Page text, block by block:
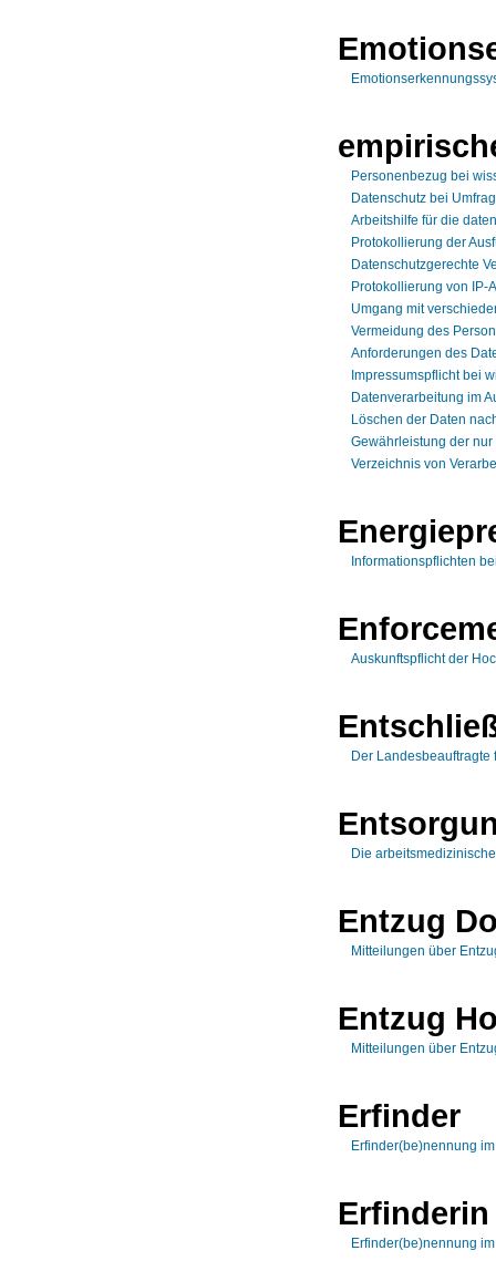
Personenbezug bei
Datenschutz bei
Arbeitshilfe für die
Protokollierung der
Datenschutzgerechte
Protokollierung von IP-
Umgang mit
Vermeidung des
Anforderungen des
Impressumspflicht bei
Datenverarbeitung im
Löschen der Daten
Gewährleistung der
Verzeichnis von
Informationspflichten
Auskunftspflicht der
Der Landesbeauftragte
Die
Entzug
Mitteilungen über
Entzug
Mitteilungen über
Erfinder
Erfinder(be)nennung
Erfinderin
Erfinder(be)nennung